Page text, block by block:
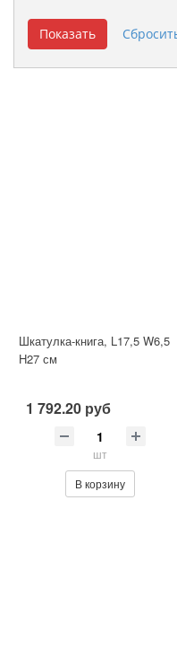
Шкатулка-книга, L17,5 W6,5
H27 см
1 792.20 руб
шт
В корзину